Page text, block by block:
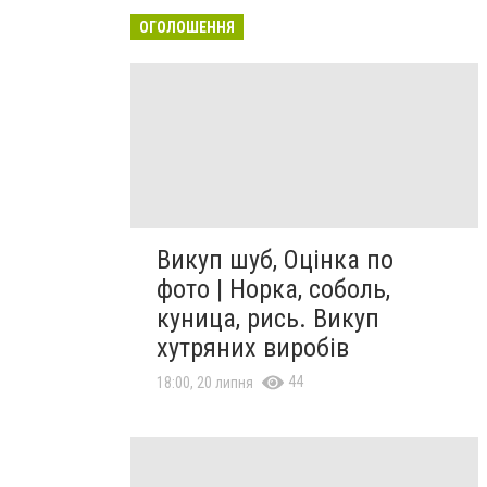
ОГОЛОШЕННЯ
Викуп шуб, Оцінка по
фото | Норка, соболь,
куница, рись. Викуп
хутряних виробів
18:00, 20 липня 44